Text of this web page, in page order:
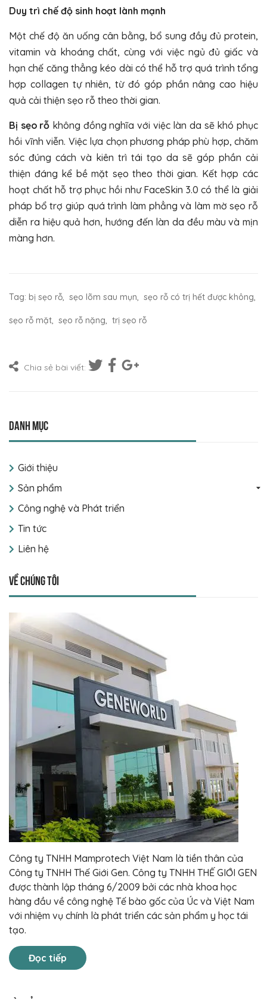
Duy trì chế độ sinh hoạt lành mạnh
Một chế độ ăn uống cân bằng, bổ sung đầy đủ protein,
vitamin và khoáng chất, cùng với việc ngủ đủ giấc và
hạn chế căng thẳng kéo dài có thể hỗ trợ quá trình tổng
hợp collagen tự nhiên, từ đó góp phần nâng cao hiệu
quả cải thiện sẹo rỗ theo thời gian.
Bị sẹo rỗ không đồng nghĩa với việc làn da sẽ khó phục
hồi vĩnh viễn. Việc lựa chọn phương pháp phù hợp, chăm
sóc đúng cách và kiên trì tái tạo da sẽ góp phần cải
thiện đáng kể bề mặt sẹo theo thời gian. Kết hợp các
hoạt chất hỗ trợ phục hồi như FaceSkin 3.0 có thể là giải
pháp bổ trợ giúp quá trình làm phẳng và làm mờ sẹo rỗ
diễn ra hiệu quả hơn, hướng đến làn da đều màu và mịn
màng hơn.
Tag: bị sẹo rỗ, sẹo lõm sau mụn, sẹo rỗ có trị hết được không,
sẹo rỗ mặt, sẹo rỗ nặng, trị sẹo rỗ
Chia sẻ bài viết:
Danh mục
Giới thiệu
Sản phẩm
Công nghệ và Phát triển
Tin tức
Liên hệ
Về chúng tôi
Công ty TNHH Mamprotech Việt Nam là tiền thân của
Công ty TNHH Thế Giới Gen. Công ty TNHH THẾ GIỚI GEN
được thành lập tháng 6/2009 bởi các nhà khoa học
hàng đầu về công nghệ Tế bào gốc của Úc và Việt Nam
với nhiệm vụ chính là phát triển các sản phẩm y học tái
tạo.
Đọc tiếp